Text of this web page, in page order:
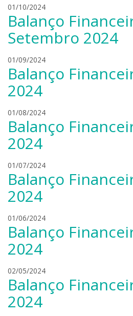
e
r
s
k
i
r
o
o
e
k
i
01/10/2024l
e
a
n
r
o
e
k
i
Balanço
Setembro 2024
01/09/2024l
e
a
r
o
e
k
i
Balanço
2024
01/08/2024l
e
a
r
o
e
k
i
Balanço
2024
01/07/2024l
e
a
r
o
e
Balanço
2024
01/06/2024l
e
a
r
o
Balanço
2024
02/05/2024l
e
a
Balanço
2024